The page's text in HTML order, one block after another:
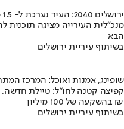
ירושלים 2040: העיר נערכת ל- 1.5 מליון תושבים
מנכ"לית העירייה מציגה תוכנית
הבא
בשיתוף עיריית ירושלים
שופינג, אמנות ואוכל: המרכז
קפיצה קטנה לחו"ל: טיילת חדשה,
בהשקעה של 100 מיליון ₪
בשיתוף עיריית ירושלים